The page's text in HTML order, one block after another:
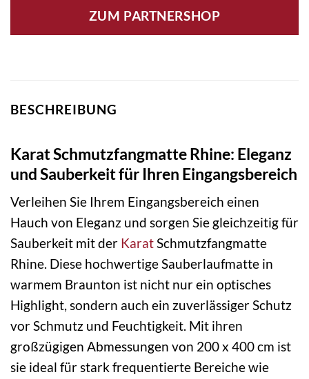
ZUM PARTNERSHOP
BESCHREIBUNG
Karat Schmutzfangmatte Rhine: Eleganz
und Sauberkeit für Ihren Eingangsbereich
Verleihen Sie Ihrem Eingangsbereich einen
Hauch von Eleganz und sorgen Sie gleichzeitig für
Sauberkeit mit der KaratSchmutzfangmatte
Rhine. Diese hochwertige Sauberlaufmatte in
warmem Braunton ist nicht nur ein optisches
Highlight, sondern auch ein zuverlässiger Schutz
vor Schmutz und Feuchtigkeit. Mit ihren
großzügigen Abmessungen von 200 x 400 cm ist
sie ideal für stark frequentierte Bereiche wie